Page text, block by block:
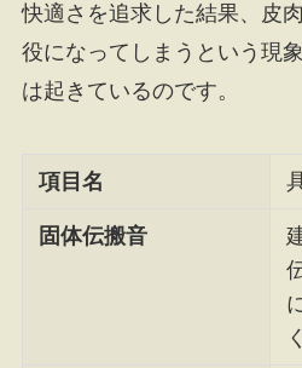
快適さを追求した結果、皮
役になってしまうという現
は起きているのです。
項目名
固体伝搬音